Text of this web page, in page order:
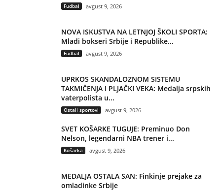
Fudbal avgust 9, 2026
NOVA ISKUSTVA NA LETNJOJ ŠKOLI SPORTA:
Mladi bokseri Srbije i Republike...
Fudbal avgust 9, 2026
UPRKOS SKANDALOZNOM SISTEMU
TAKMIČENJA I PLJAČKI VEKA: Medalja srpskih
vaterpolista u...
Ostali sportovi avgust 9, 2026
SVET KOŠARKE TUGUJE: Preminuo Don
Nelson, legendarni NBA trener i...
Košarka avgust 9, 2026
MEDALJA OSTALA SAN: Finkinje prejake za
omladinke Srbije